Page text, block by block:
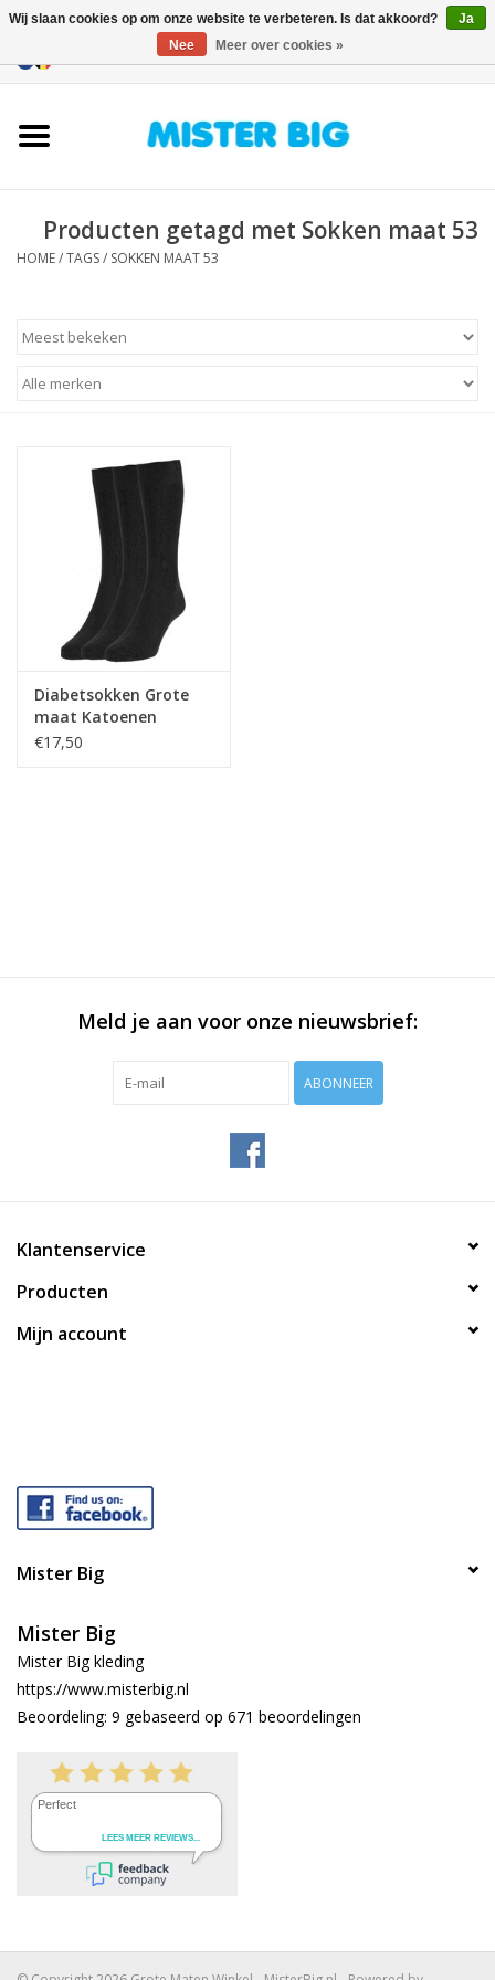
Onze Winkel
Producten getagd met Sokken maat 53
HOME/TAGS/ SOKKEN MAAT 53
Diabetsokken Grote
maat Katoenen
Sokken - Zwart -
€17,50
Meld je aan voor onze nieuwsbrief:
ABONNEER
Klantenservice
Producten
Mijn account
Mister Big
Mister Big
Mister Big kleding
https://www.misterbig.nl
Beoordeling: 9 gebaseerd op 671 beoordelingen
Wij slaan cookies op om onze website te verbeteren. Is dat akkoord?
Ja
Nee
Meer over cookies »